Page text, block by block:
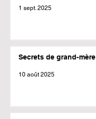
1 sept. 2025
Secrets de grand-mère
10 août 2025